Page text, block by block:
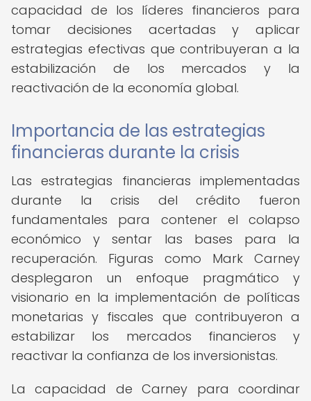
capacidad de los líderes financieros para
tomar decisiones acertadas y aplicar
estrategias efectivas que contribuyeran a la
estabilización de los mercados y la
reactivación de la economía global.
Importancia de las estrategias
financieras durante la crisis
Las estrategias financieras implementadas
durante la crisis del crédito fueron
fundamentales para contener el colapso
económico y sentar las bases para la
recuperación. Figuras como Mark Carney
desplegaron un enfoque pragmático y
visionario en la implementación de políticas
monetarias y fiscales que contribuyeron a
estabilizar los mercados financieros y
reactivar la confianza de los inversionistas.
La capacidad de Carney para coordinar